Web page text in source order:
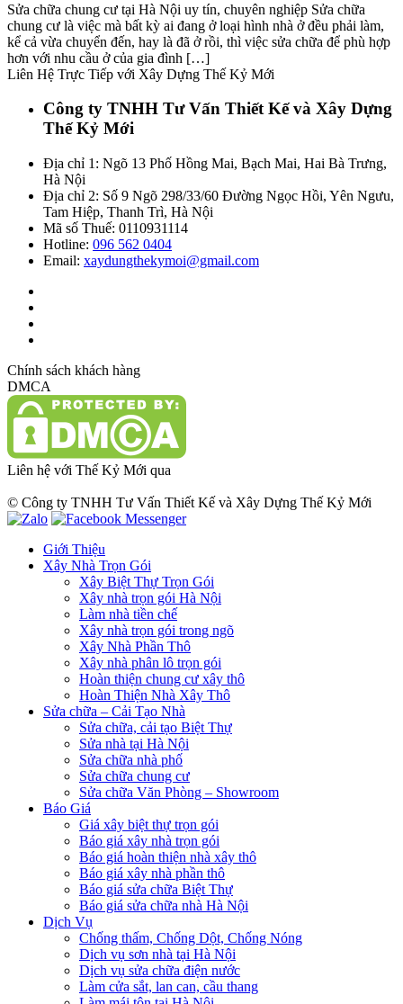
Sửa chữa chung cư tại Hà Nội uy tín, chuyên nghiệp Sửa chữa
chung cư là việc mà bất kỳ ai đang ở loại hình nhà ở đều phải làm,
kể cả vừa chuyển đến, hay là đã ở rồi, thì việc sửa chữa để phù hợp
hơn với nhu cầu ở của gia đình […]
Liên Hệ Trực Tiếp với Xây Dựng Thế Kỷ Mới
Công ty TNHH Tư Vấn Thiết Kế và Xây Dựng
Thế Kỷ Mới
Địa chỉ 1: Ngõ 13 Phố Hồng Mai, Bạch Mai, Hai Bà Trưng,
Hà Nội
Địa chỉ 2: Số 9 Ngõ 298/33/60 Đường Ngọc Hồi, Yên Ngưu,
Tam Hiệp, Thanh Trì, Hà Nội
Mã số Thuế: 0110931114
Hotline: 096 562 0404
Email: xaydungthekymoi@gmail.com
Chính sách khách hàng
DMCA
Liên hệ với Thế Kỷ Mới qua
© Công ty TNHH Tư Vấn Thiết Kế và Xây Dựng Thế Kỷ Mới
Giới Thiệu
Xây Nhà Trọn Gói
Xây Biệt Thự Trọn Gói
Xây nhà trọn gói Hà Nội
Làm nhà tiền chế
Xây nhà trọn gói trong ngõ
Xây Nhà Phần Thô
Xây nhà phân lô trọn gói
Hoàn thiện chung cư xây thô
Hoàn Thiện Nhà Xây Thô
Sửa chữa – Cải Tạo Nhà
Sửa chữa, cải tạo Biệt Thự
Sửa nhà tại Hà Nội
Sửa chữa nhà phố
Sửa chữa chung cư
Sửa chữa Văn Phòng – Showroom
Báo Giá
Giá xây biệt thự trọn gói
Báo giá xây nhà trọn gói
Báo giá hoàn thiện nhà xây thô
Báo giá xây nhà phần thô
Báo giá sửa chữa Biệt Thự
Báo giá sửa chữa nhà Hà Nội
Dịch Vụ
Chống thấm, Chống Dột, Chống Nóng
Dịch vụ sơn nhà tại Hà Nội
Dịch vụ sửa chữa điện nước
Làm cửa sắt, lan can, cầu thang